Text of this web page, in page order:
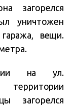
загорелся
уничтожен
вещи.
на ул.
загорелся